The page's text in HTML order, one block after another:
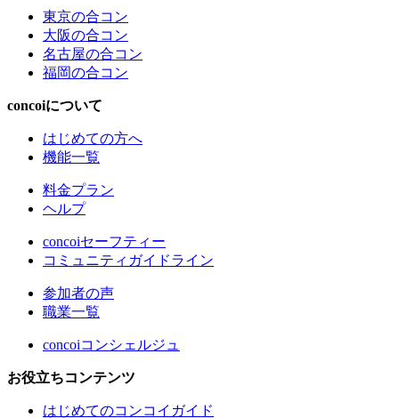
東京の合コン
大阪の合コン
名古屋の合コン
福岡の合コン
concoiについて
はじめての方へ
機能一覧
料金プラン
ヘルプ
concoiセーフティー
コミュニティガイドライン
参加者の声
職業一覧
concoiコンシェルジュ
お役立ちコンテンツ
はじめてのコンコイガイド